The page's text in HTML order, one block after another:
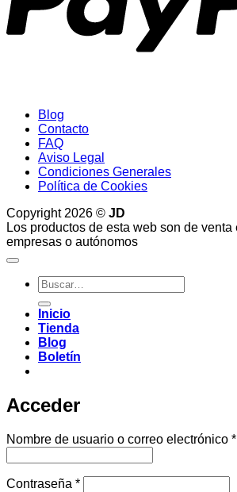
Blog
Contacto
FAQ
Aviso Legal
Condiciones Generales
Política de Cookies
Copyright 2026 © JD
Los productos de esta web son de venta
empresas o autónomos
Buscar
por:
Inicio
Tienda
Blog
Boletín
Acceder
Nombre de usuario o correo electrónico *
Contraseña *Obligatorio